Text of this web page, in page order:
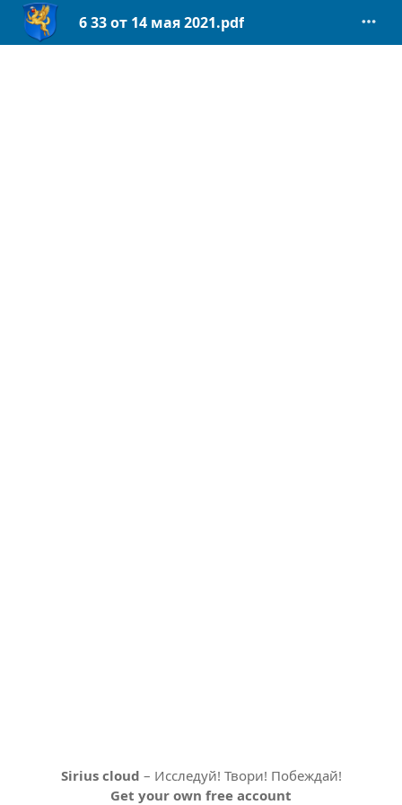
6 33 от 14 мая 2021.pdf
Sirius cloud – Исследуй! Твори! Побеждай!
Get your own free account